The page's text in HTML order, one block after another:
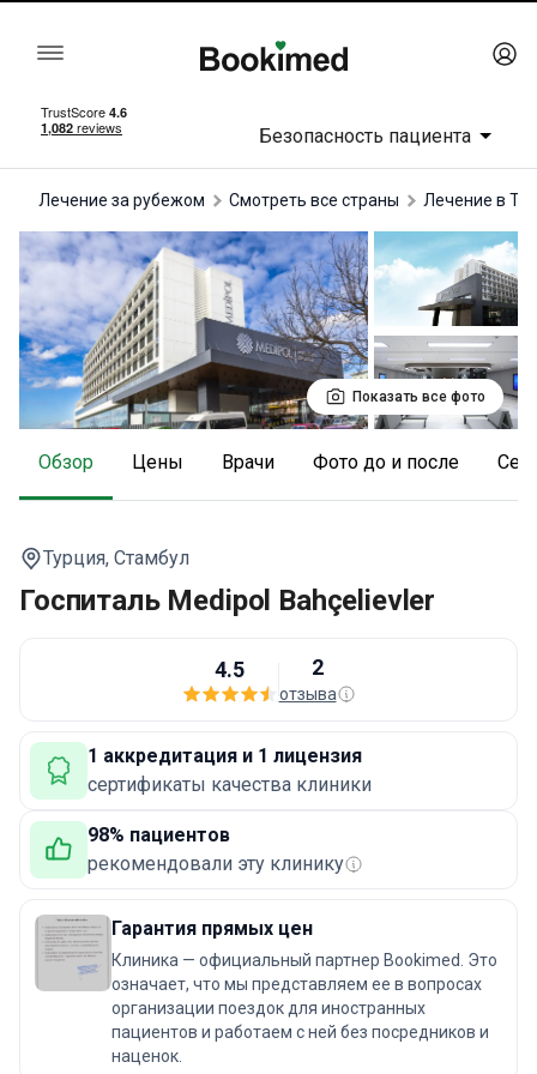
Безопасность пациента
Лечение за рубежом Смотреть все страны лечение в
Показать все фото
Обзор Цены Врачи Фото до и после
Турция, Стамбул
Госпиталь Medipol Bahçelievler
4.5 2
отзыва
1 аккредитация и 1 лицензия
сертификаты качества клиники
98% пациентов
рекомендовали эту клинику
Гарантия прямых цен
Клиника — официальный партнер Bookimed. Это
означает, что мы представляем ее в вопросах
организации поездок для иностранных
пациентов и работаем с ней без посредников и
наценок.